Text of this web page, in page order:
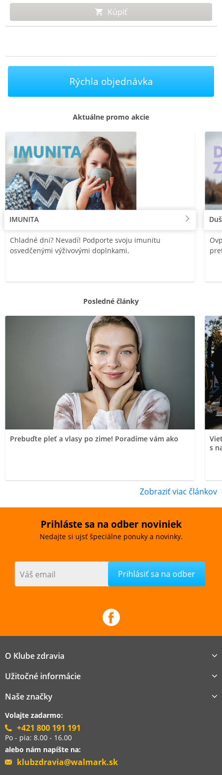
Kúpiť
Rýchla objednávka
Aktuálne promo akcie
IMUNITA
Chladné dni? Nevadí! Podporte svoju imunitu
osvedčenými výživovými doplnkami.
Posledné články
Prebuďte pleť a vlasy po zime! Poradíme vám ako
s
Zobraziť viac článkov
Prihláste sa na odber noviniek
Nedajte si ujsť špeciálne ponuky a novinky.
Váš email
O Klube zdravia
Užitočné informácie
Naše značky
Volajte zadarmo:
+421 800 191 191
Po - pia: 8.00 - 16.00
alebo nám napíšte na:
klubzdravia@walmark.sk